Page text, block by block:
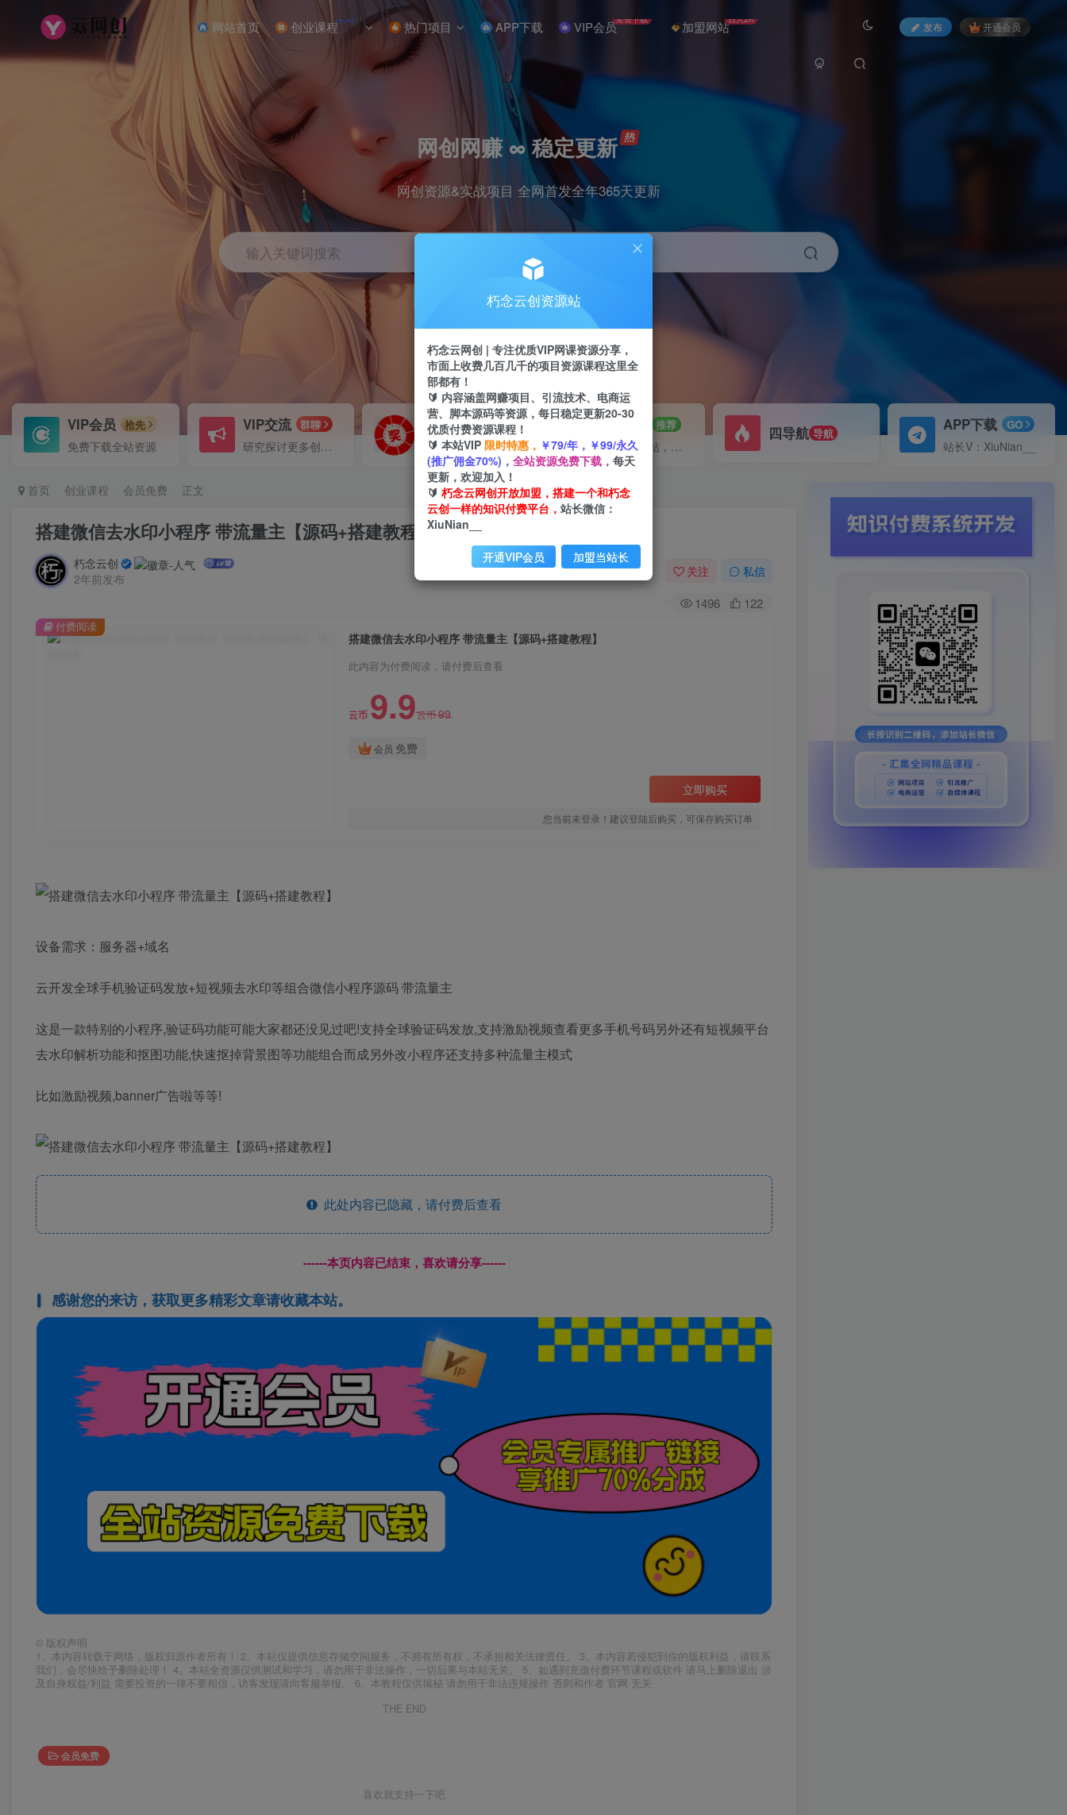
网站首页 创业课程NEW 热门项目 APP下载 VIP会员免费下载 加盟网站日入2K
发布 开通会员
网创网赚 ∞ 稳定更新
网创资源&实战项目 全网首发全年365天更新
输入关键词搜索
小红书 挂机 快手
VIP会员 抢先
免费下载全站资源
VIP交流 群聊
研究探讨更多创业项目路子。
VIP推广
70%分佣
会员专属推广链接
招募站长 推荐
搭建同款网站，自己当老板
四导航 导航 APP下载 GO
站长V：XiuNian__
首页 创业课程 会员免费 正文
搭建微信去水印小程序 带流量主【源码+搭建教程】
朽念云创
2年前发布
关注 私信
1496 122
搭建微信去水印小程序 带流量主【源码+搭建教程】
此内容为付费阅读，请付费后查看
云币 9.9云币99
会员 免费
立即购买
您当前未登录！建议登陆后购买，可保存购买订单
付费阅读
设备需求：服务器+域名
云开发全球手机验证码发放+短视频去水印等组合微信小程序源码 带流量主
这是一款特别的小程序,验证码功能可能大家都还没见过吧!支持全球验证码发放,支持激励视频查看更多手机号码另外还有短视频平台
去水印解析功能和抠图功能,快速抠掉背景图等功能组合而成另外改小程序还支持多种流量主模式
比如激励视频,banner广告啦等等!
此处内容已隐藏，请付费后查看
------本页内容已结束，喜欢请分享------
感谢您的来访，获取更多精彩文章请收藏本站。
© 版权声明
1、本内容转载于网络，版权归原作者所有！ 2、本站仅提供信息存储空间服务，不拥有所有权，不承担相关法律责任。 3、本内容若侵犯到你的版权利益，请联系
我们，会尽快给予删除处理！ 4、本站全资源仅供测试和学习，请勿用于非法操作，一切后果与本站无关。 5、如遇到充值付费环节课程或软件 请马上删除退出 涉
及自身权益/利益 需要投资的一律不要相信，访客发现请向客服举报。 6、本教程仅供揭秘 请勿用于非法违规操作 否则和作者 官网 无关
THE END
会员免费
喜欢就支持一下吧
朽念云创资源站
朽念云网创 | 专注优质VIP网课资源分享，
市面上收费几百几千的项目资源课程这里全
部都有！
🔰 内容涵盖网赚项目、引流技术、电商运
营、脚本源码等资源，每日稳定更新20-30
优质付费资源课程！
🔰 本站VIP 限时特惠， ￥79/年，￥99/永久
(推广佣金70%)， 全站资源免费下载， 每天
更新，欢迎加入！
🔰 朽念云网创开放加盟，搭建一个和朽念
云创一样的知识付费平台， 站长微信：
XiuNian__
开通VIP会员 加盟当站长